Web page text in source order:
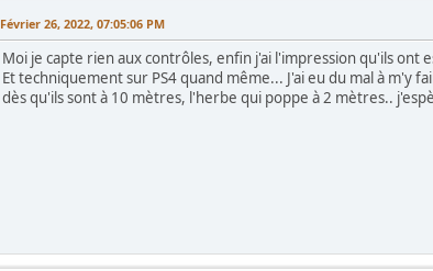
Février 26, 2022, 07:05:06 PM
Moi je capte rien aux contrôles, enfin j'ai l'impression qu'ils ont
Et techniquement sur PS4 quand même... J'ai eu du mal à
dès qu'ils sont à 10 mètres, l'herbe qui poppe à 2 mètres..